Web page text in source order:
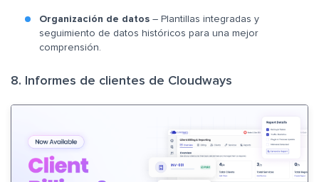
Organización de datos – Plantillas integradas y
seguimiento de datos históricos para una mejor
comprensión.
8. Informes de clientes de Cloudways